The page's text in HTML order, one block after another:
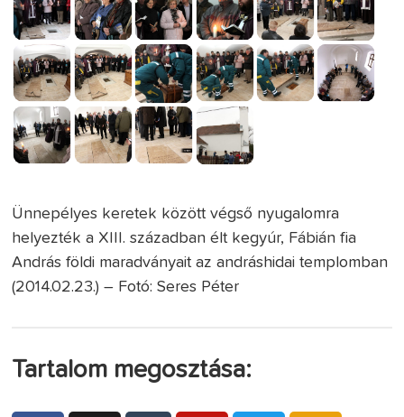
Ünnepélyes keretek között végső nyugalomra
helyezték a XIII. században élt kegyúr, Fábián fia
András földi maradványait az andráshidai templomban
(2014.02.23.) – Fotó: Seres Péter
Tartalom megosztása: